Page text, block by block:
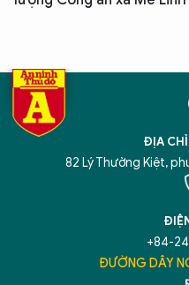
ĐỊA CHỈ
82 Lý Thường Kiệt,
+84-
ĐƯỜNG DÂY